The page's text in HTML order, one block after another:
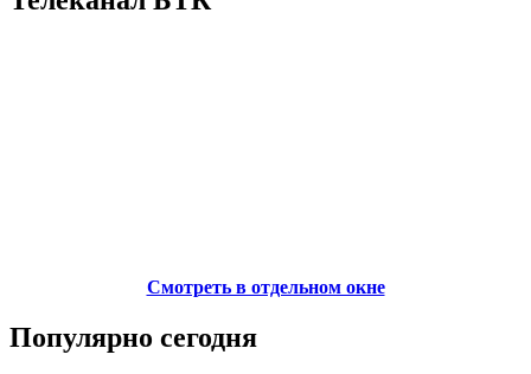
Смотреть в отдельном окне
Популярно сегодня